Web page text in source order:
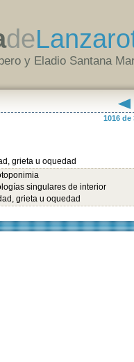
de
y Eladio Santana
1016 de
grieta u oquedad
singulares de interior
grieta u oquedad